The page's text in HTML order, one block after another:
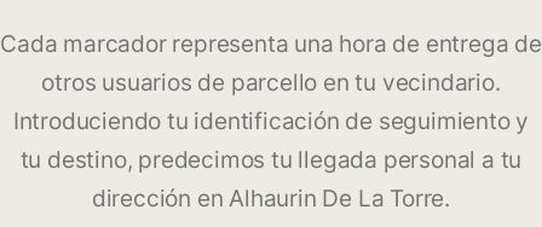
Cada marcador representa una hora de entrega de
otros usuarios de parcello en tu vecindario.
Introduciendo tu identificación de seguimiento y
tu destino, predecimos tu llegada personal a tu
dirección en Alhaurin De La Torre.